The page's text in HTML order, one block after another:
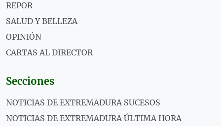
REPOR
SALUD Y BELLEZA
OPINIÓN
CARTAS AL DIRECTOR
Secciones
NOTICIAS DE EXTREMADURA SUCESOS
NOTICIAS DE EXTREMADURA ÚLTIMA HORA